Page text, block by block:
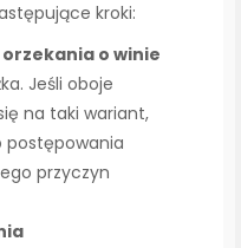
kroki:
o winie
Jeśli oboje
na taki wariant,
postępowania
przyczyn